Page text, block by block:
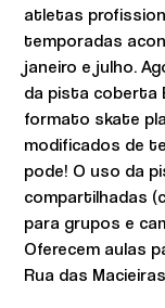
atletas
temporadas
janeiro e julho.
da pista coberta
formato skate
modificados de
pode! O uso da
compartilhadas
para grupos e
Oferecem aulas
Rua das